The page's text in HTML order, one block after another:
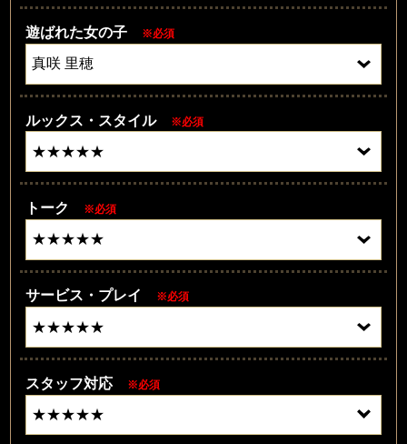
遊ばれた女の子 ※必須
ルックス・スタイル ※必須
トーク ※必須
サービス・プレイ ※必須
スタッフ対応 ※必須